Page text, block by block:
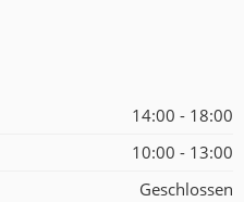
14:00 - 18:00
10:00 - 13:00
Geschlossen